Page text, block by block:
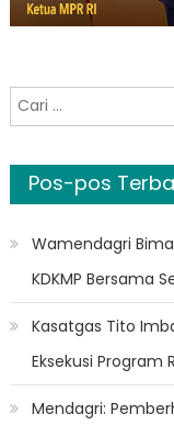
Cari
untuk:
Pos-pos
Wamendagri
KDKMP Bersama
Kasatgas Tito
Eksekusi
Mendagri: